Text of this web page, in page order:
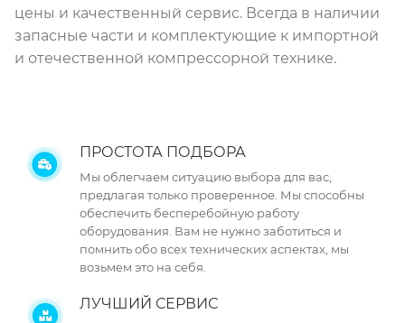
цены и качественный сервис. Всегда в наличии
запасные части и комплектующие к импортной
и отечественной компрессорной технике.
ПРОСТОТА ПОДБОРА
Мы облегчаем ситуацию выбора для вас,
предлагая только проверенное. Мы способны
обеспечить бесперебойную работу
оборудования. Вам не нужно заботиться и
помнить обо всех технических аспектах, мы
возьмем это на себя.
ЛУЧШИЙ СЕРВИС